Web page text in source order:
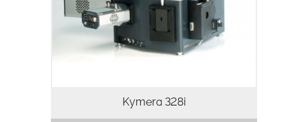
マルチモーダル分光プラットフォーム
Kymera 328i